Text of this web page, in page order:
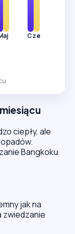
Cze
ciepły, ale
Bangkoku
jak na
zwiedzanie